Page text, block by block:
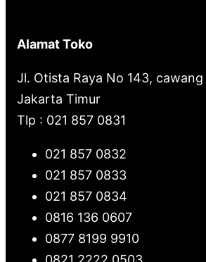
r
c
h
Alamat Toko
Jl. Otista Raya No 143, cawang
Jakarta Timur
Tlp : 021 857 0831
021 857 0832
021 857 0833
021 857 0834
0816 136 0607
0877 8199 9910